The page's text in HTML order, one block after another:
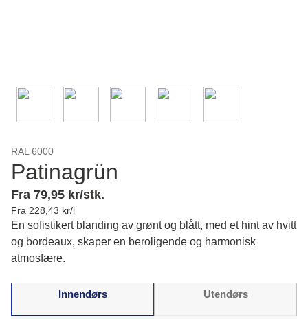
RAL 6000
Patinagrün
Fra 79,95 kr/stk.
Fra 228,43 kr/l
En sofistikert blanding av grønt og blått, med et hint av hvitt
og bordeaux, skaper en beroligende og harmonisk
atmosfære.
Innendørs Utendørs